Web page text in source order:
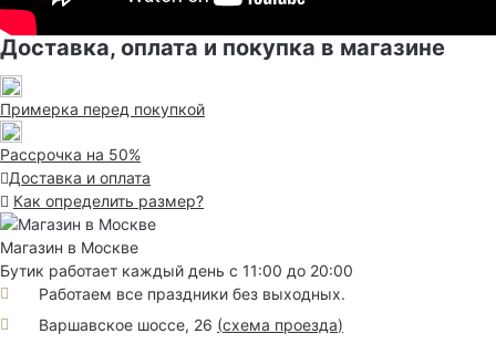
Доставка, оплата и покупка в магазине
Примерка перед покупкой
Рассрочка на 50%
Доставка и оплата
Как определить размер?
Магазин в Москве
Бутик работает каждый день с 11:00 до 20:00
Работаем все праздники без выходных.
Варшавское шоссе, 26 (схема проезда)